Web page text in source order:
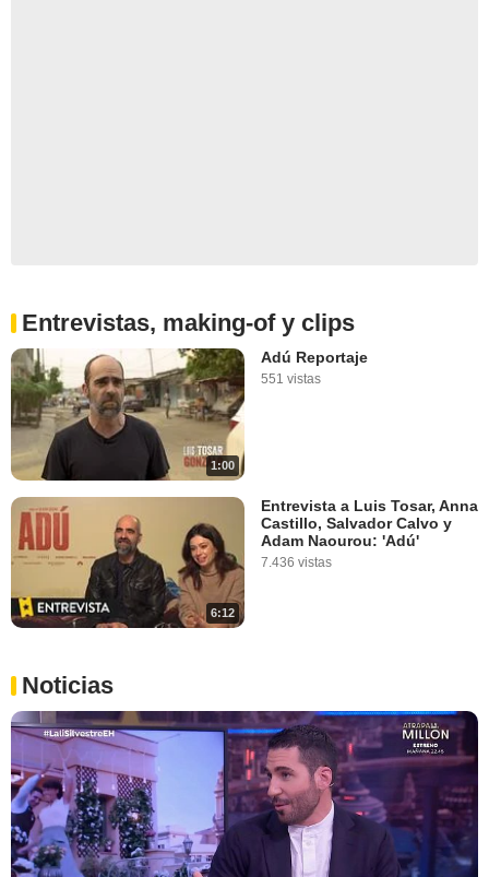
Entrevistas, making-of y clips
1:00
Adú Reportaje
551 vistas
6:12
Entrevista a Luis Tosar, Anna
Castillo, Salvador Calvo y
Adam Naourou: 'Adú'
7.436 vistas
Noticias